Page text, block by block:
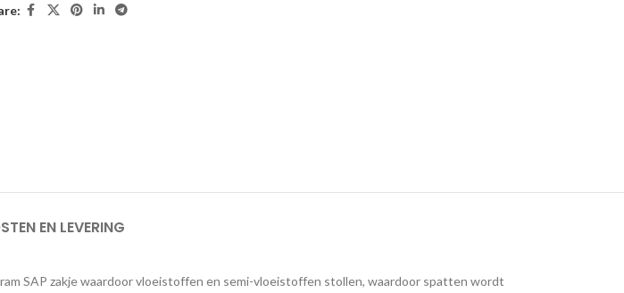
EN LEVERING
SAP zakje waardoor vloeistoffen en semi-vloeistoffen stollen, waardoor spatten wordt